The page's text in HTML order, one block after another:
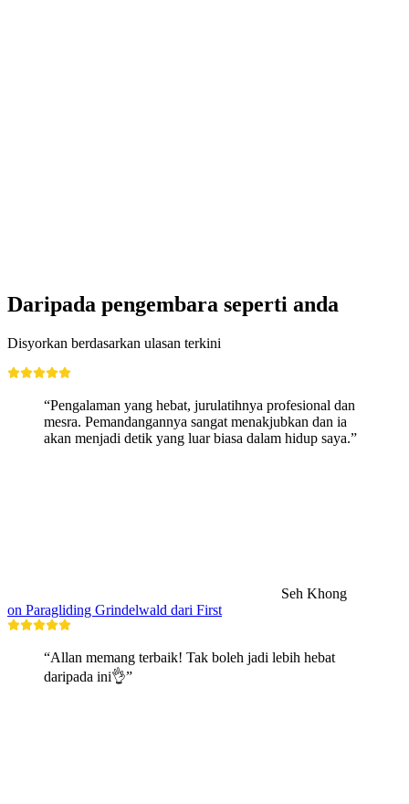
Daripada pengembara seperti anda
Disyorkan berdasarkan ulasan terkini
“Pengalaman yang hebat, jurulatihnya profesional dan
mesra. Pemandangannya sangat menakjubkan dan ia
akan menjadi detik yang luar biasa dalam hidup saya.”
Seh Khong
on Paragliding Grindelwald dari First
“Allan memang terbaik! Tak boleh jadi lebih hebat
daripada ini👌”